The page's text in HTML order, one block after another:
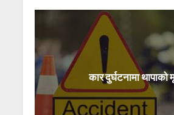
कार दुर्घटनामा थापाको